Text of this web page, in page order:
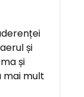
și
și
mult